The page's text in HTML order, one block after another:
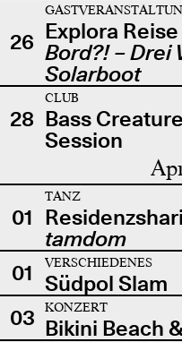
26 Explora
Bord?! – Drei
Solarboot
28
CLUB
Bass
Session
01
TANZ
tamdom
01
VERSCHIEDENES
Südpol Slam
03
KONZERT
Bikini Beach